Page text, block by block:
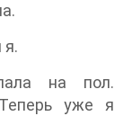
на пол.
уже я